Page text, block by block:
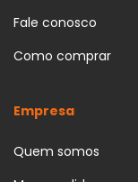
Fale conosco
Como comprar
Empresa
Quem somos